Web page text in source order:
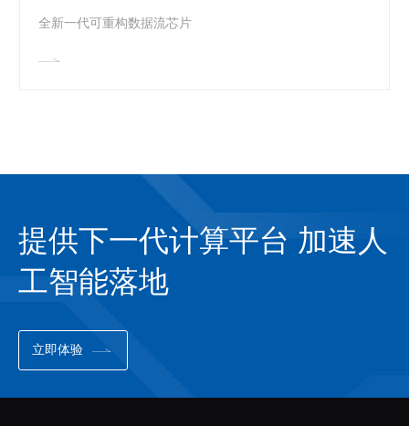
全新一代可重构数据流芯片
提供下一代计算平台 加速人
工智能落地
立即体验